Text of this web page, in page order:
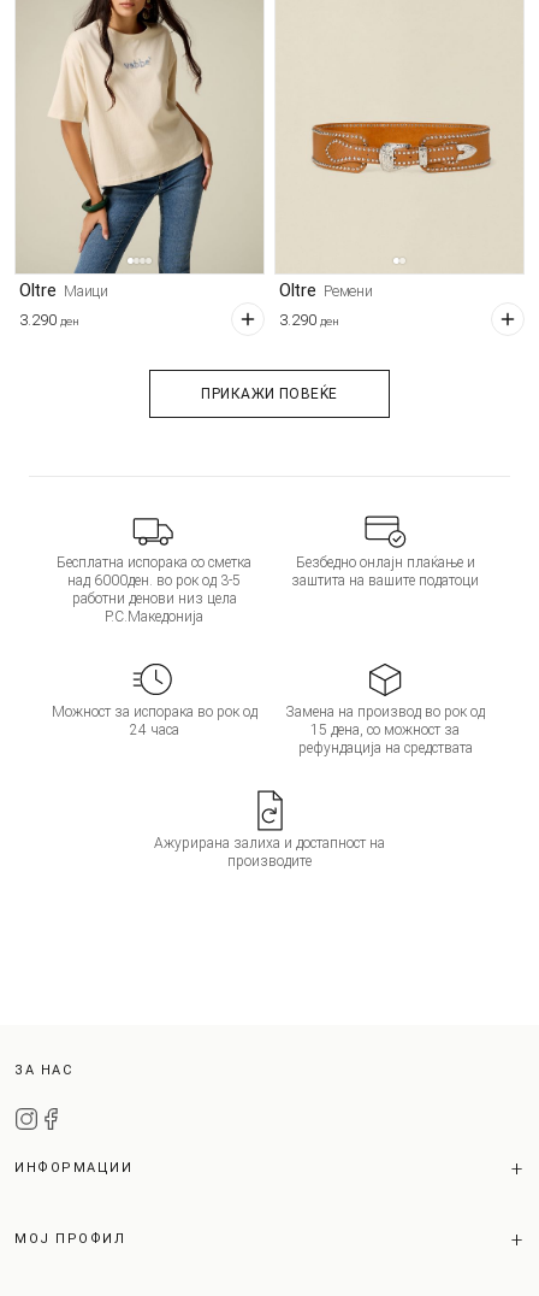
Oltre Маици
3.290 ден
Oltre Ремени
3.290 ден
ПРИКАЖИ ПОВЕЌЕ
Бесплатна испорака со сметка
над 6000ден. во рок од 3-5
работни денови низ цела
Р.С.Македонија
Безбедно онлајн плаќање и
заштита на вашите податоци
Можност за испорака во рок од
24 часа
Замена на производ во рок од
15 дена, со можност за
рефундација на средствата
Ажурирана залиха и достапност на
производите
ЗА НАС
ИНФОРМАЦИИ
МОЈ ПРОФИЛ